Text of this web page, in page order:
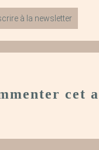
à la newsletter
cet